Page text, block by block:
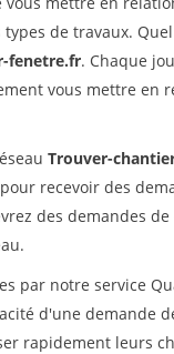
de travaux.
fenetre.fr. Chaque
vous mettre en
Trouver-
recevoir des
des demandes
par notre service
d'une demande
rapidement leurs